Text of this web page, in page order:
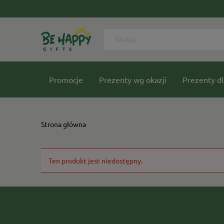
Promocje Prezenty wg okazji Prezenty
Strona główna
Ten produkt jest niedostępny.